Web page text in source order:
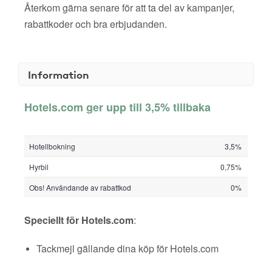
Återkom gärna senare för att ta del av kampanjer,
rabattkoder och bra erbjudanden.
Information
Hotels.com ger upp till 3,5% tillbaka
Hotellbokning
3,5%
Hyrbil
0,75%
Obs! Användande av rabattkod
0%
Speciellt för Hotels.com:
Tackmejl gällande dina köp för Hotels.com